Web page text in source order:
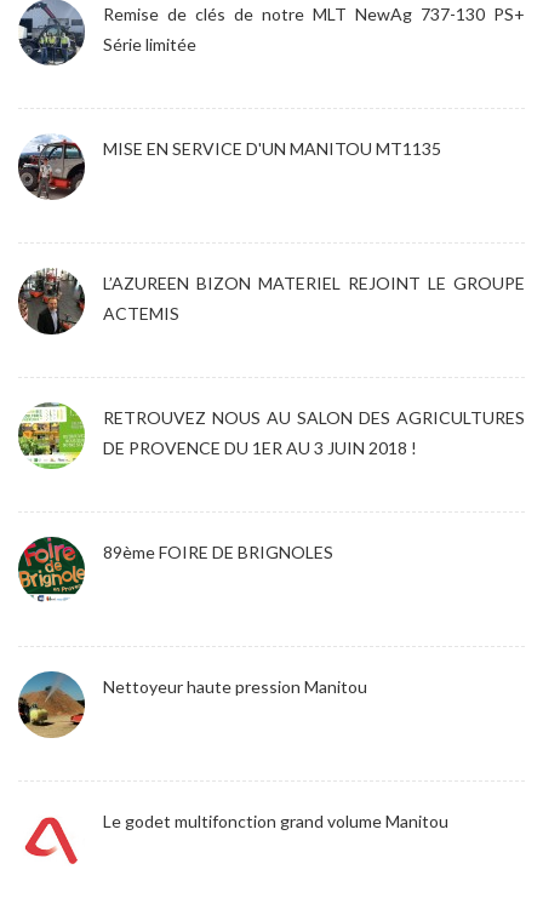
Remise de clés de notre MLT NewAg 737-130 PS+
Série limitée
MISE EN SERVICE D'UN MANITOU MT1135
L’AZUREEN BIZON MATERIEL REJOINT LE GROUPE
ACTEMIS
RETROUVEZ NOUS AU SALON DES AGRICULTURES
DE PROVENCE DU 1ER AU 3 JUIN 2018 !
89ème FOIRE DE BRIGNOLES
Nettoyeur haute pression Manitou
Le godet multifonction grand volume Manitou